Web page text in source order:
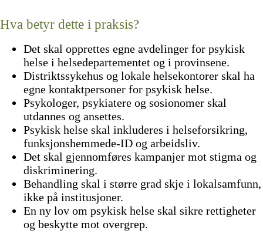
Hva betyr dette i praksis?
Det skal opprettes egne avdelinger for psykisk
helse i helsedepartementet og i provinsene.
Distriktssykehus og lokale helsekontorer skal ha
egne kontaktpersoner for psykisk helse.
Psykologer, psykiatere og sosionomer skal
utdannes og ansettes.
Psykisk helse skal inkluderes i helseforsikring,
funksjonshemmede-ID og arbeidsliv.
Det skal gjennomføres kampanjer mot stigma og
diskriminering.
Behandling skal i større grad skje i lokalsamfunn,
ikke på institusjoner.
En ny lov om psykisk helse skal sikre rettigheter
og beskytte mot overgrep.